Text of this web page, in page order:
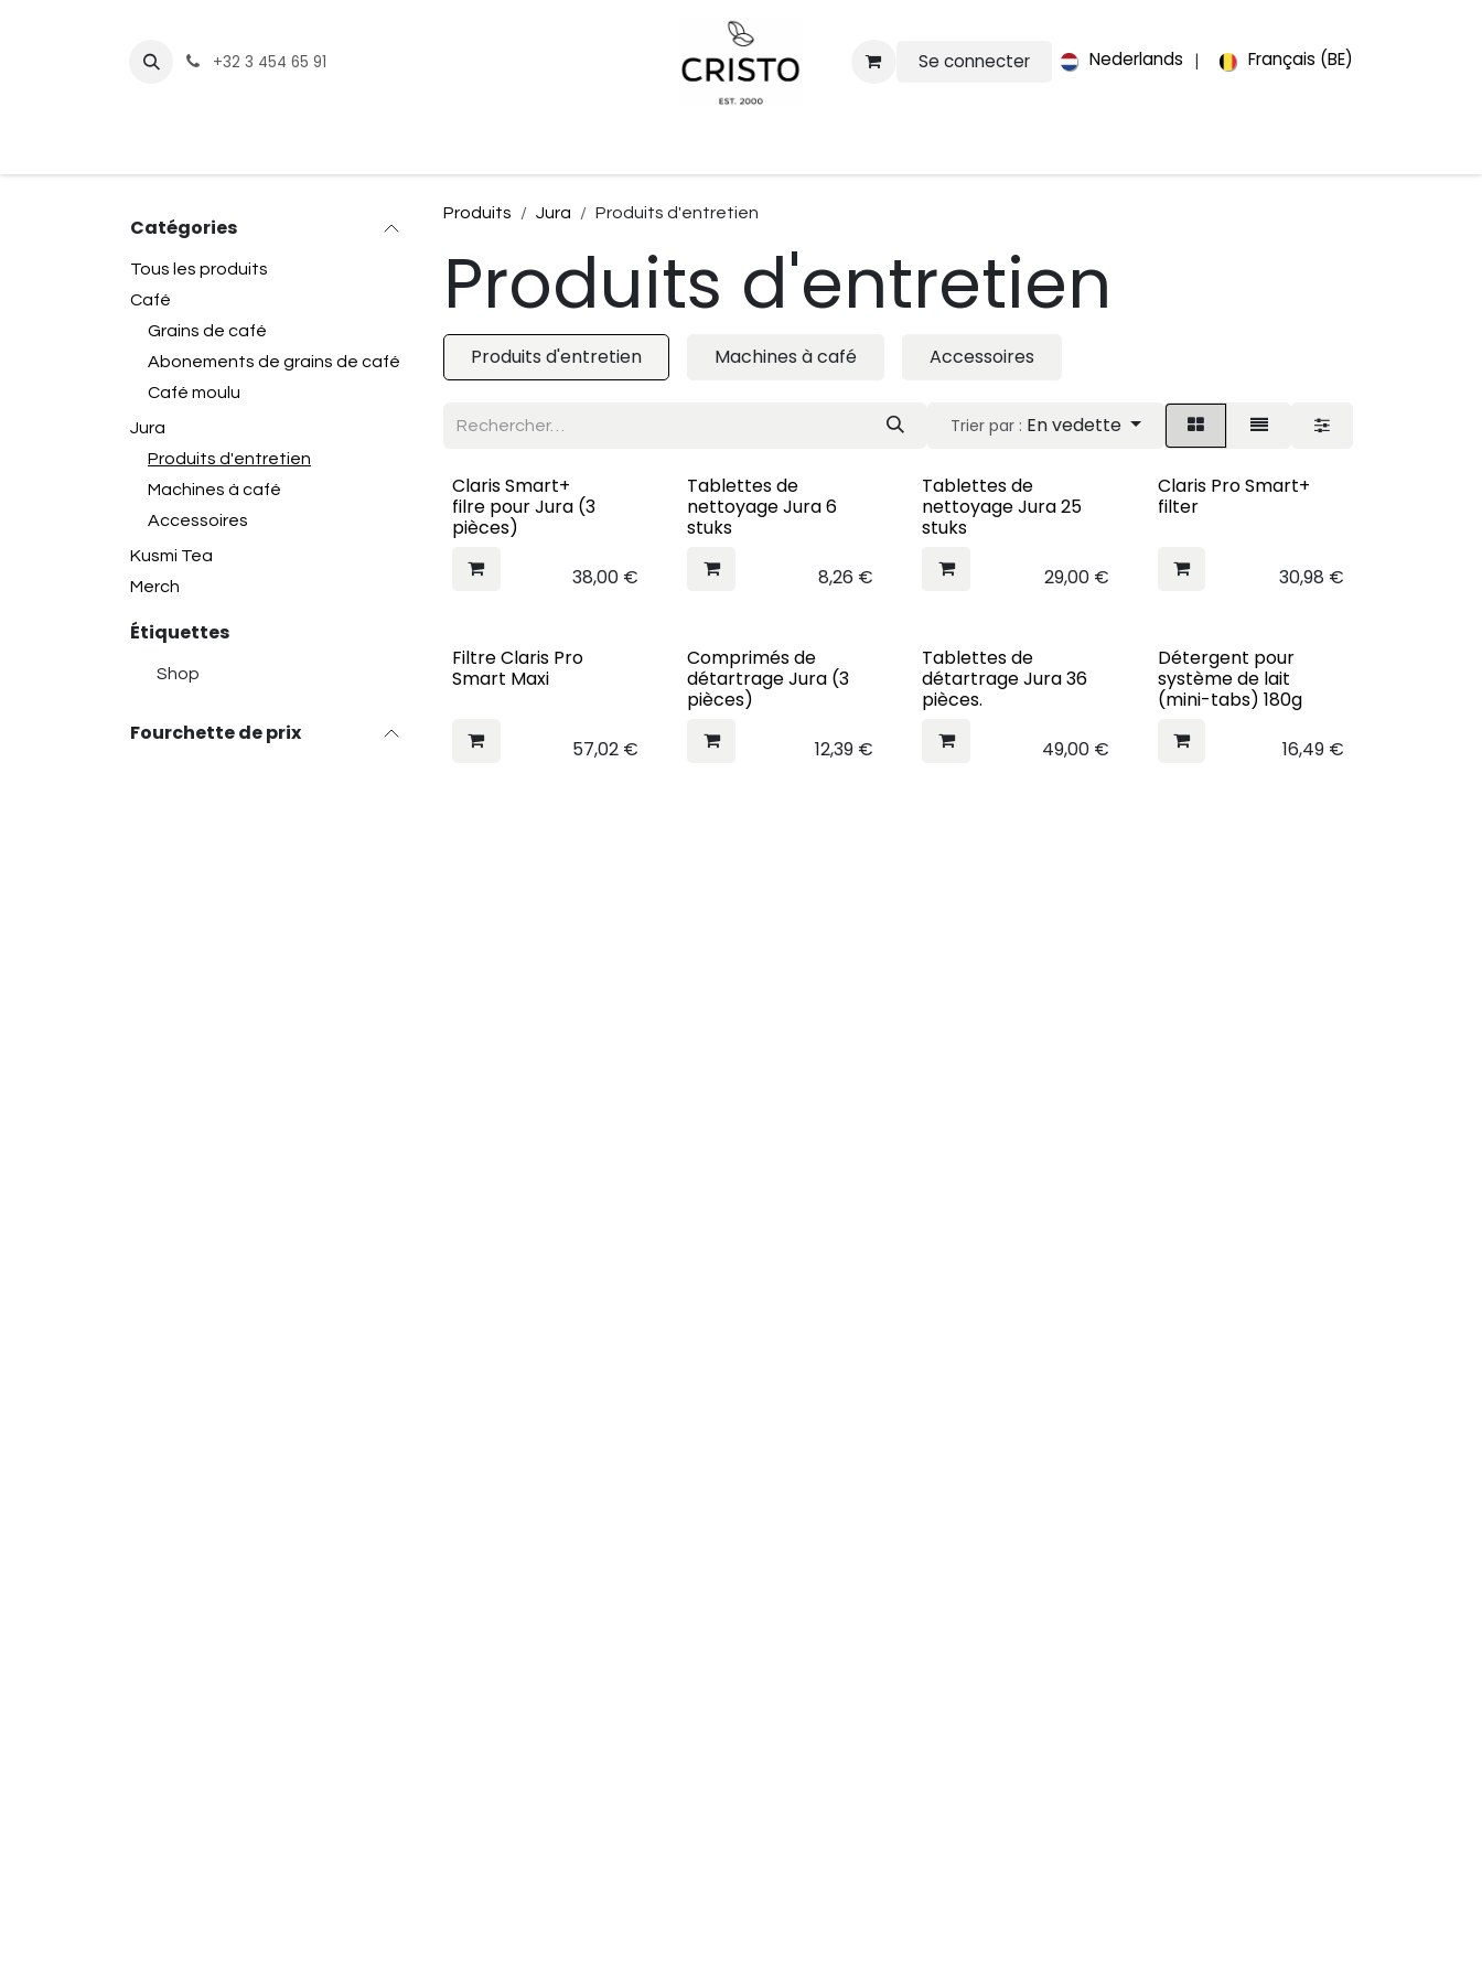
+32 3 454 65 91 Se connecter Nederlands Français (BE)
Catégories
Tous les produits
Café
Grains de café
Abonements de grains de café
Café moulu
Jura
Produits d'entretien
Machines à café
Accessoires
Kusmi Tea
Merch
Étiquettes
Shop
Fourchette de prix
Produits Jura Produits d'entretien
Produits d'entretien
Produits d'entretien Machines à café Accessoires
Trier par : En vedette
Claris Smart+
filre pour Jura (3
pièces)
38,00 €
Tablettes de
nettoyage Jura 6
stuks
8,26 €
Tablettes de
nettoyage Jura 25
stuks
29,00€
Claris Pro Smart+
filter
30,98 €
Filtre Claris Pro
Smart Maxi
57,02 €
Comprimés de
détartrage Jura (3
pièces)
12,39 €
Tablettes de
détartrage Jura 36
pièces.
49,00€
Détergent pour
système de lait
(mini-tabs) 180g
16,49€